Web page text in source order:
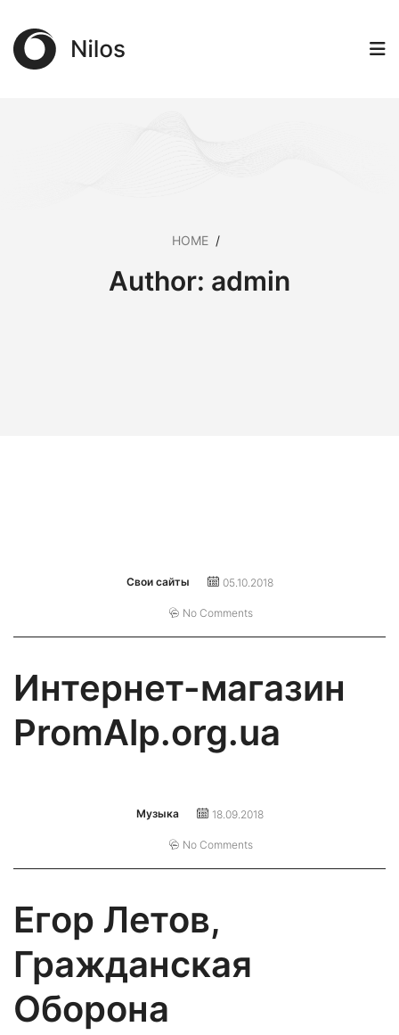
HOME /
Author: admin
Свои сайты 05.10.2018
No Comments
Интернет-магазин
PromAlp.org.ua
Музыка 18.09.2018
No Comments
Егор Летов,
Гражданская
Оборона